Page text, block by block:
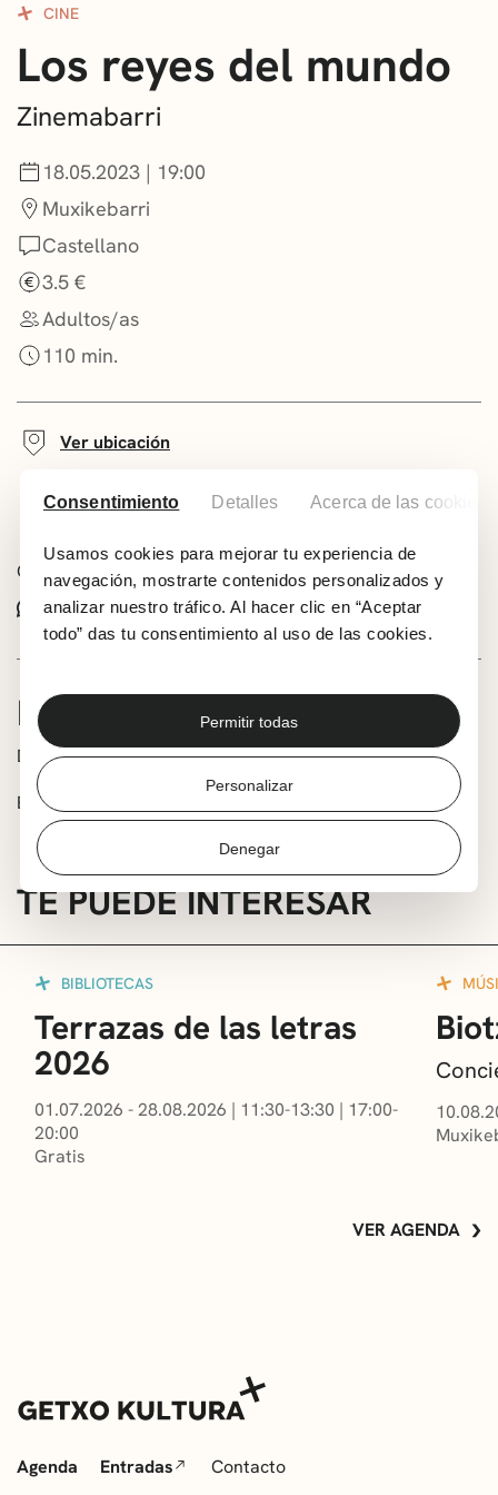
Consentimiento Detalles Acerca de las cookies
Usamos cookies para mejorar tu experiencia de
navegación, mostrarte contenidos personalizados y
analizar nuestro tráfico. Al hacer clic en “Aceptar
todo” das tu consentimiento al uso de las cookies.
Permitir todas
Personalizar
Denegar
NOTICIAS
GETXO KULTURA
ASOCIACIONES CULTURALES
CINE
Los reyes del mundo
Zinemabarri
18.05.2023 | 19:00
Muxikebarri
Castellano
3.5 €
Adultos/as
110 min.
Ver ubicación
Añadir a tu calendario
Comparte este evento:
Whatsapp
Facebook X
INFORMACIÓN
Directora: Laura Mora Orteaga
En la sala Arrigunaga.
TE PUEDE INTERESAR
BIBLIOTECAS
Terrazas de las letras
2026
01.07.2026 - 28.08.2026 | 11:30-13:30 | 17:00-
20:00
Gratis
VER AGENDA
Agenda Entradas Contacto